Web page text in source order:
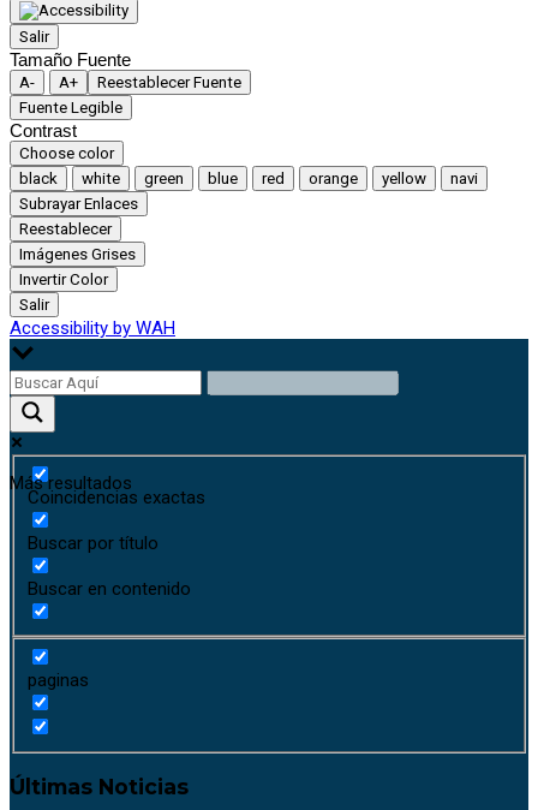
Salir
Tamaño Fuente
A- A+
Reestablecer Fuente
Fuente Legible
Contrast
Choose color
black
white green blue red orange yellow
navi
Subrayar Enlaces
Reestablecer
Imágenes Grises
Invertir Color
Salir
Accessibility by WAH
Más resultados
Coincidencias exactas
Buscar por título
Buscar en contenido
paginas
Últimas Noticias